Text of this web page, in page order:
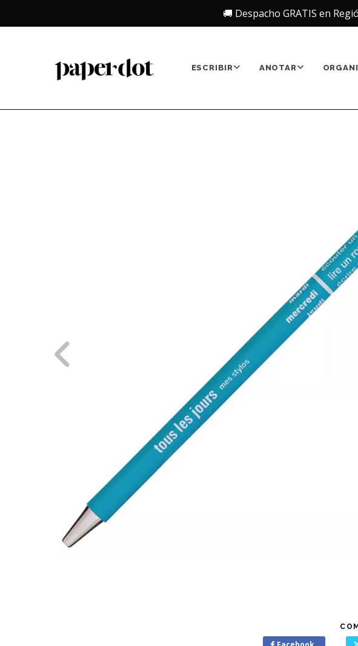
🚚 Despacho GRATIS en
ESCRIBIR ANOTAR